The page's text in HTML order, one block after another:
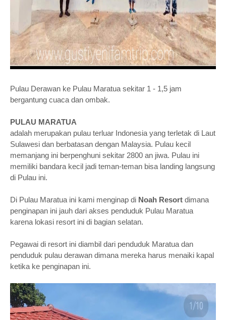
Pulau Derawan ke Pulau Maratua sekitar 1 - 1,5 jam
bergantung cuaca dan ombak.
PULAU MARATUA
adalah merupakan pulau terluar Indonesia yang terletak di Laut
Sulawesi dan berbatasan dengan Malaysia. Pulau kecil
memanjang ini berpenghuni sekitar 2800 an jiwa. Pulau ini
memiliki bandara kecil jadi teman-teman bisa landing langsung
di Pulau ini.
Di Pulau Maratua ini kami menginap di Noah Resort dimana
penginapan ini jauh dari akses penduduk Pulau Maratua
karena lokasi resort ini di bagian selatan.
Pegawai di resort ini diambil dari penduduk Maratua dan
penduduk pulau derawan dimana mereka harus menaiki kapal
ketika ke penginapan ini.